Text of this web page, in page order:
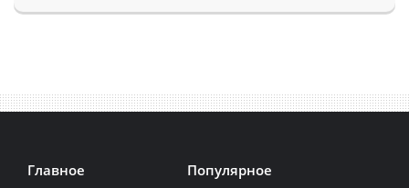
Главное Популярное